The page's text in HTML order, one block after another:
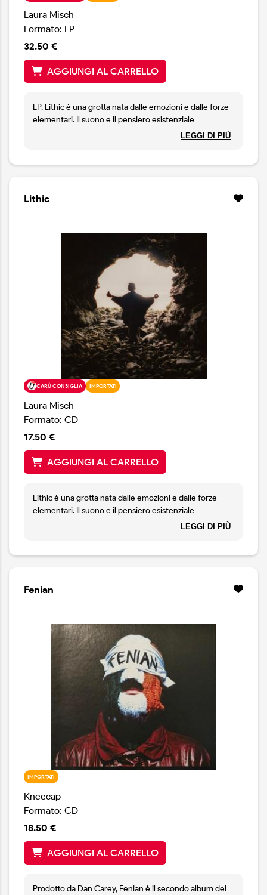
Laura Misch
Formato: LP
32.50 €
AGGIUNGI AL CARRELLO
LP. Lithic è una grotta nata dalle emozioni e dalle forze
elementari. Il suono e il pensiero esistenziale
riecheggiano nei suoi abissi e la storia antica aleggia tra
profondità della terra e dalle parti più oscure di noi
LEGGI DI PIÙ
Lithic
CARÙ CONSIGLIA IMPORTATI
Laura Misch
Formato: CD
17.50 €
AGGIUNGI AL CARRELLO
Lithic è una grotta nata dalle emozioni e dalle forze
elementari. Il suono e il pensiero esistenziale
riecheggiano nei suoi abissi e la storia antica aleggia tra
profondità della terra e dalle parti più oscure di noi
LEGGI DI PIÙ
Fenian
IMPORTATI
Kneecap
Formato: CD
18.50 €
AGGIUNGI AL CARRELLO
Prodotto da Dan Carey, Fenian è il secondo album del